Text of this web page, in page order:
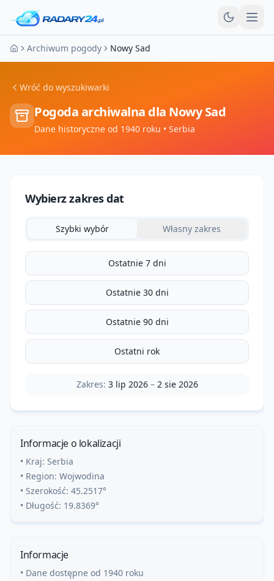
Strona główna
Archiwum pogody Nowy Sad
Wróć do wyszukiwarki
Pogoda archiwalna dla Nowy Sad
Dane historyczne od 1940 roku • Serbia
Wybierz zakres dat
Szybki wybór Własny zakres
Ostatnie 7 dni
Ostatnie 30 dni
Ostatnie 90 dni
Ostatni rok
Zakres: 3 lip 2026– 2 sie 2026
Informacje o lokalizacji
• Kraj: Serbia
• Region: Wojwodina
• Szerokość: 45.2517°
• Długość: 19.8369°
Informacje
• Dane dostępne od 1940 roku